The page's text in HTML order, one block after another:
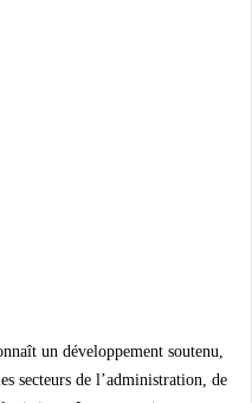
un développement soutenu,
secteurs de l’administration, de